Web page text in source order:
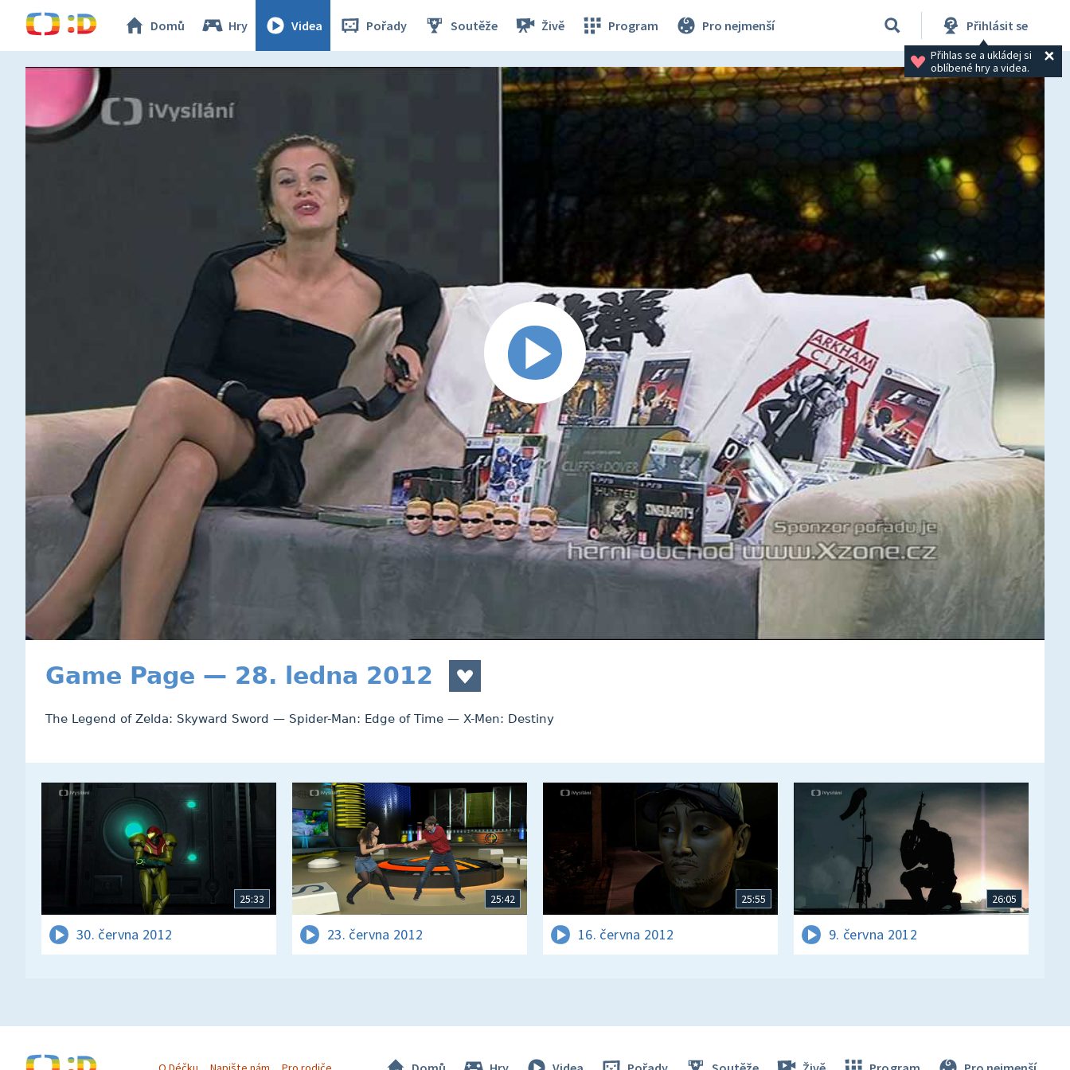
Domů Hry Videa Pořady Soutěže Živě Program Pro nejmenší Přihlásit se
Přihlas se a ukládej si
oblíbené hry a videa.
Game Page — 28. ledna 2012
The Legend of Zelda: Skyward Sword — Spider-Man: Edge of Time — X-Men: Destiny
25:33
30. června 2012
25:42
23. června 2012
25:55
16. června 2012
26:05
9. června 2012